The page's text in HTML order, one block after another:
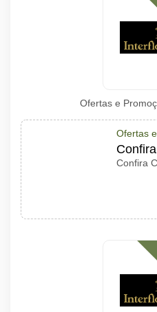
Ofertas e
Ofertas
Confira